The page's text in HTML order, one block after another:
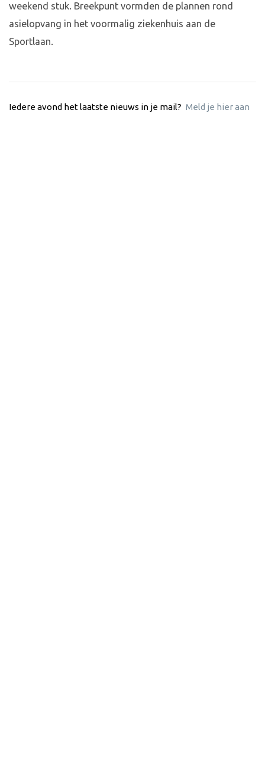
weekend stuk. Breekpunt vormden de plannen rond
asielopvang in het voormalig ziekenhuis aan de
Sportlaan.
Iedere avond het laatste nieuws in je mail? Meld je hier aan